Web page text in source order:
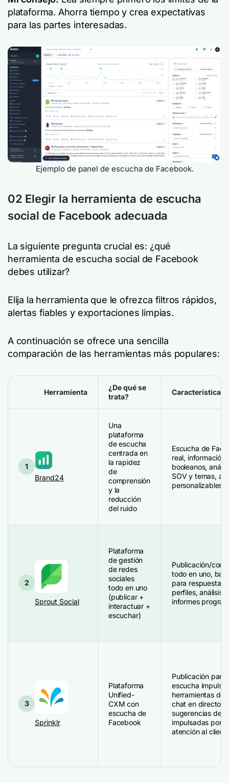
plataforma. Ahorra tiempo y crea expectativas
para las partes interesadas.
Ejemplo de panel de escucha de Facebook.
02 Elegir la herramienta de escucha
social de Facebook adecuada
La siguiente pregunta crucial es: ¿qué
herramienta de escucha social de Facebook
debes utilizar?
Elija la herramienta que le ofrezca filtros rápidos,
alertas fiables y exportaciones limpias.
A continuación se ofrece una sencilla
comparación de las herramientas más populares:
Herramienta
¿De qué se
trata?
Características
1
Brand24
Una
plataforma
de escucha
centrada en
la rapidez
de
comprensión
y la
reducción
del ruido
Escucha de
real, información
booleanos,
SOV y temas,
personalizables
2
Sprout Social
Plataforma
de gestión
de redes
sociales
todo en uno
(publicar +
interactuar +
escuchar)
Publicación/
todo en uno,
para respuestas
perfiles, análisis
informes
3
Sprinklr
Plataforma
Unified-
CXM con
escucha de
Facebook
Publicación para
escucha
herramientas de
chat en directo,
sugerencias de
impulsadas por
atención al